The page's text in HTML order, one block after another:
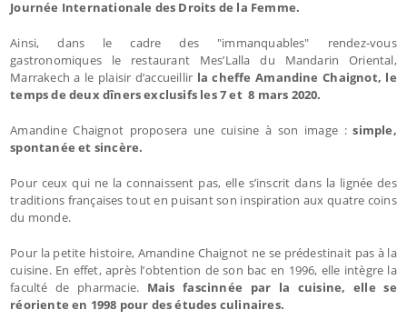
Journée Internationale des Droits de la Femme.
Ainsi, dans le cadre des "immanquables" rendez-vous
gastronomiques le restaurant Mes’Lalla du Mandarin Oriental,
Marrakech a le plaisir d’accueillir la cheffe Amandine Chaignot, le
temps de deux dîners exclusifs les 7 et 8 mars 2020.
Amandine Chaignot proposera une cuisine à son image :simple,
spontanée et sincère.
Pour ceux qui ne la connaissent pas, elle s’inscrit dans la lignée des
traditions françaises tout en puisant son inspiration aux quatre coins
du monde.
Pour la petite histoire, Amandine Chaignot ne se prédestinait pas à la
cuisine. En effet, après l’obtention de son bac en 1996, elle intègre la
faculté de pharmacie. Mais fascinnée par la cuisine, elle se
réoriente en 1998 pour des études culinaires.